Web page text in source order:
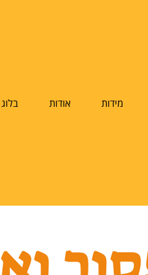
מידות אודות בלוג